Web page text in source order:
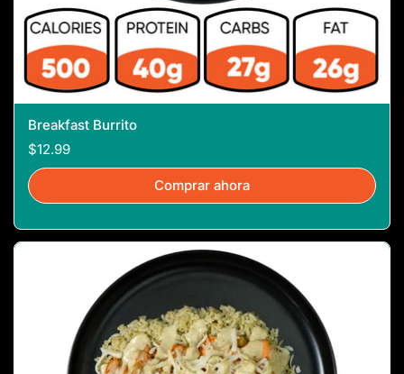
Breakfast Burrito
$12.99
Comprar ahora